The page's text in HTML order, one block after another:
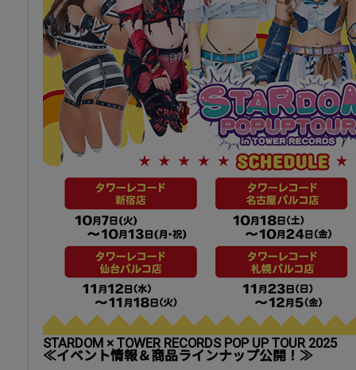
STARDOM × TOWER RECORDS POP UP TOUR 2025
≪イベント情報＆商品ラインナップ公開！≫